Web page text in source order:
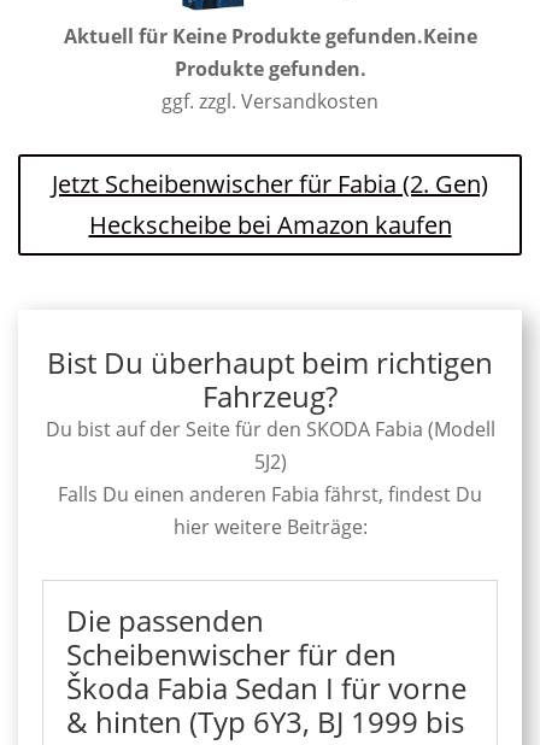
Aktuell für Keine Produkte gefunden.Keine
Produkte gefunden.
ggf. zzgl. Versandkosten
Jetzt Scheibenwischer für Fabia (2. Gen)
Heckscheibe bei Amazon kaufen
Bist Du überhaupt beim richtigen
Fahrzeug?
Du bist auf der Seite für den SKODA Fabia (Modell
5J2)
Falls Du einen anderen Fabia fährst, findest Du
hier weitere Beiträge:
Die passenden
Scheibenwischer für den
Škoda Fabia Sedan I für vorne
& hinten (Typ 6Y3, BJ 1999 bis